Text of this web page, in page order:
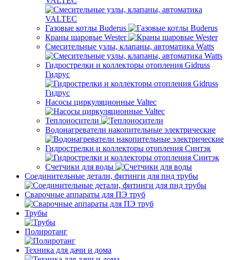
Газовые котлы Buderus
Краны шаровые Wester
Смесительные узлы, клапаны, автоматика Watts
Гидрострелки и коллекторы отопления Gidruss
Гидрус
Насосы циркуляционные Valtec
Теплоносители
Водонагреватели накопительные электрические
Гидрострелки и коллекторы отопления Синтэк
Счетчики для воды
Соединительные детали, фитинги для пнд трубы
Сварочные аппараты для ПЭ труб
Трубы
Полиротанг
Техника для дачи и дома